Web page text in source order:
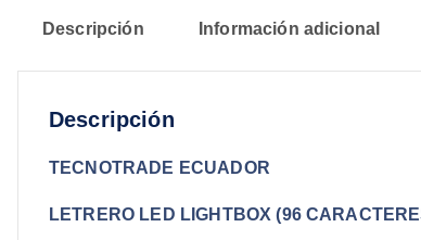
Descripción Información adicional
Descripción
TECNOTRADE ECUADOR
LETRERO LED LIGHTBOX (96